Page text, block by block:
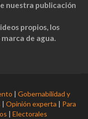
nuestra publicación
propios, los
de agua.
| Gobernabilidad y
| Opinión experta | Para
| Electorales